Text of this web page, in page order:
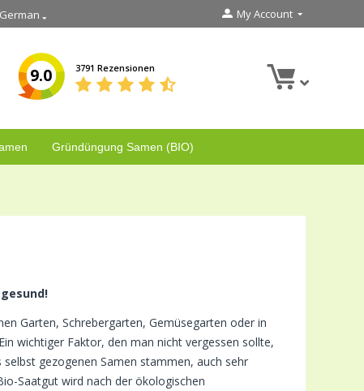
German My Account
9.0 3791 Rezensionen
Gründüngung Samen (BIO)
Garten, Schrebergarten, Gemüsegarten oder in
wichtiger Faktor, den man nicht vergessen sollte,
selbst gezogenen Samen stammen, auch sehr
Saatgut wird nach der ökologischen